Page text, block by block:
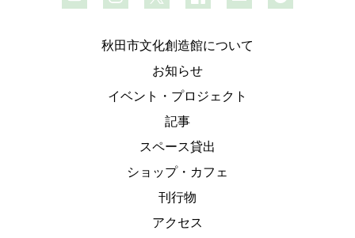
秋田市文化創造館について
お知らせ
イベント・プロジェクト
記事
スペース貸出
ショップ・カフェ
刊行物
アクセス